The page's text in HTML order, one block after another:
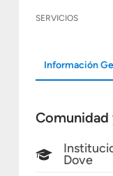
SERVICIOS
Información
Dove